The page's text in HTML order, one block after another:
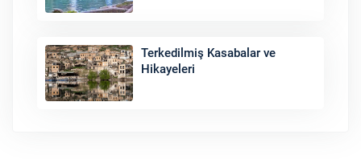
Terkedilmiş Kasabalar ve
Hikayeleri